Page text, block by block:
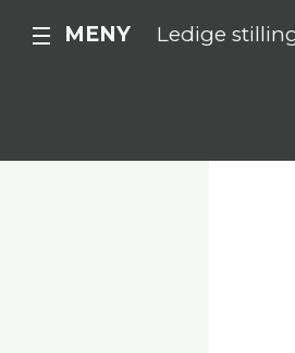
MENY Ledige